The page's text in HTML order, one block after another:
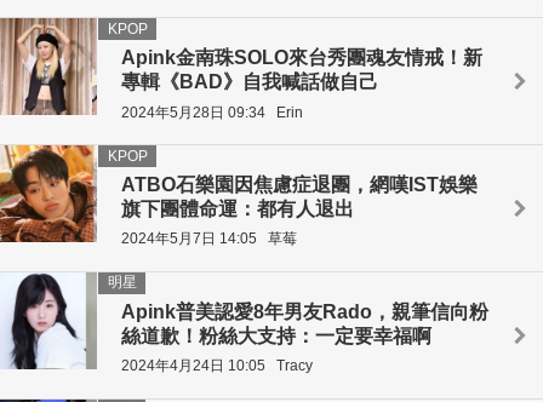
Apink金南珠SOLO來台秀團魂友情戒！新
專輯《BAD》自我喊話做自己
KPOP
2024年5月28日 09:34 Erin
ATBO石樂園因焦慮症退團，網嘆IST娛樂
旗下團體命運：都有人退出
KPOP
2024年5月7日 14:05 草莓
Apink普美認愛8年男友Rado，親筆信向粉
絲道歉！粉絲大支持：一定要幸福啊
明星
2024年4月24日 10:05 Tracy